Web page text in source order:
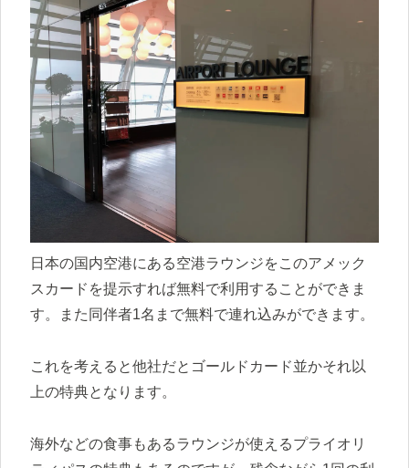
日本の国内空港にある空港ラウンジをこのアメック
スカードを提示すれば無料で利用することができま
す。また同伴者1名まで無料で連れ込みができます。
これを考えると他社だとゴールドカード並かそれ以
上の特典となります。
海外などの食事もあるラウンジが使えるプライオリ